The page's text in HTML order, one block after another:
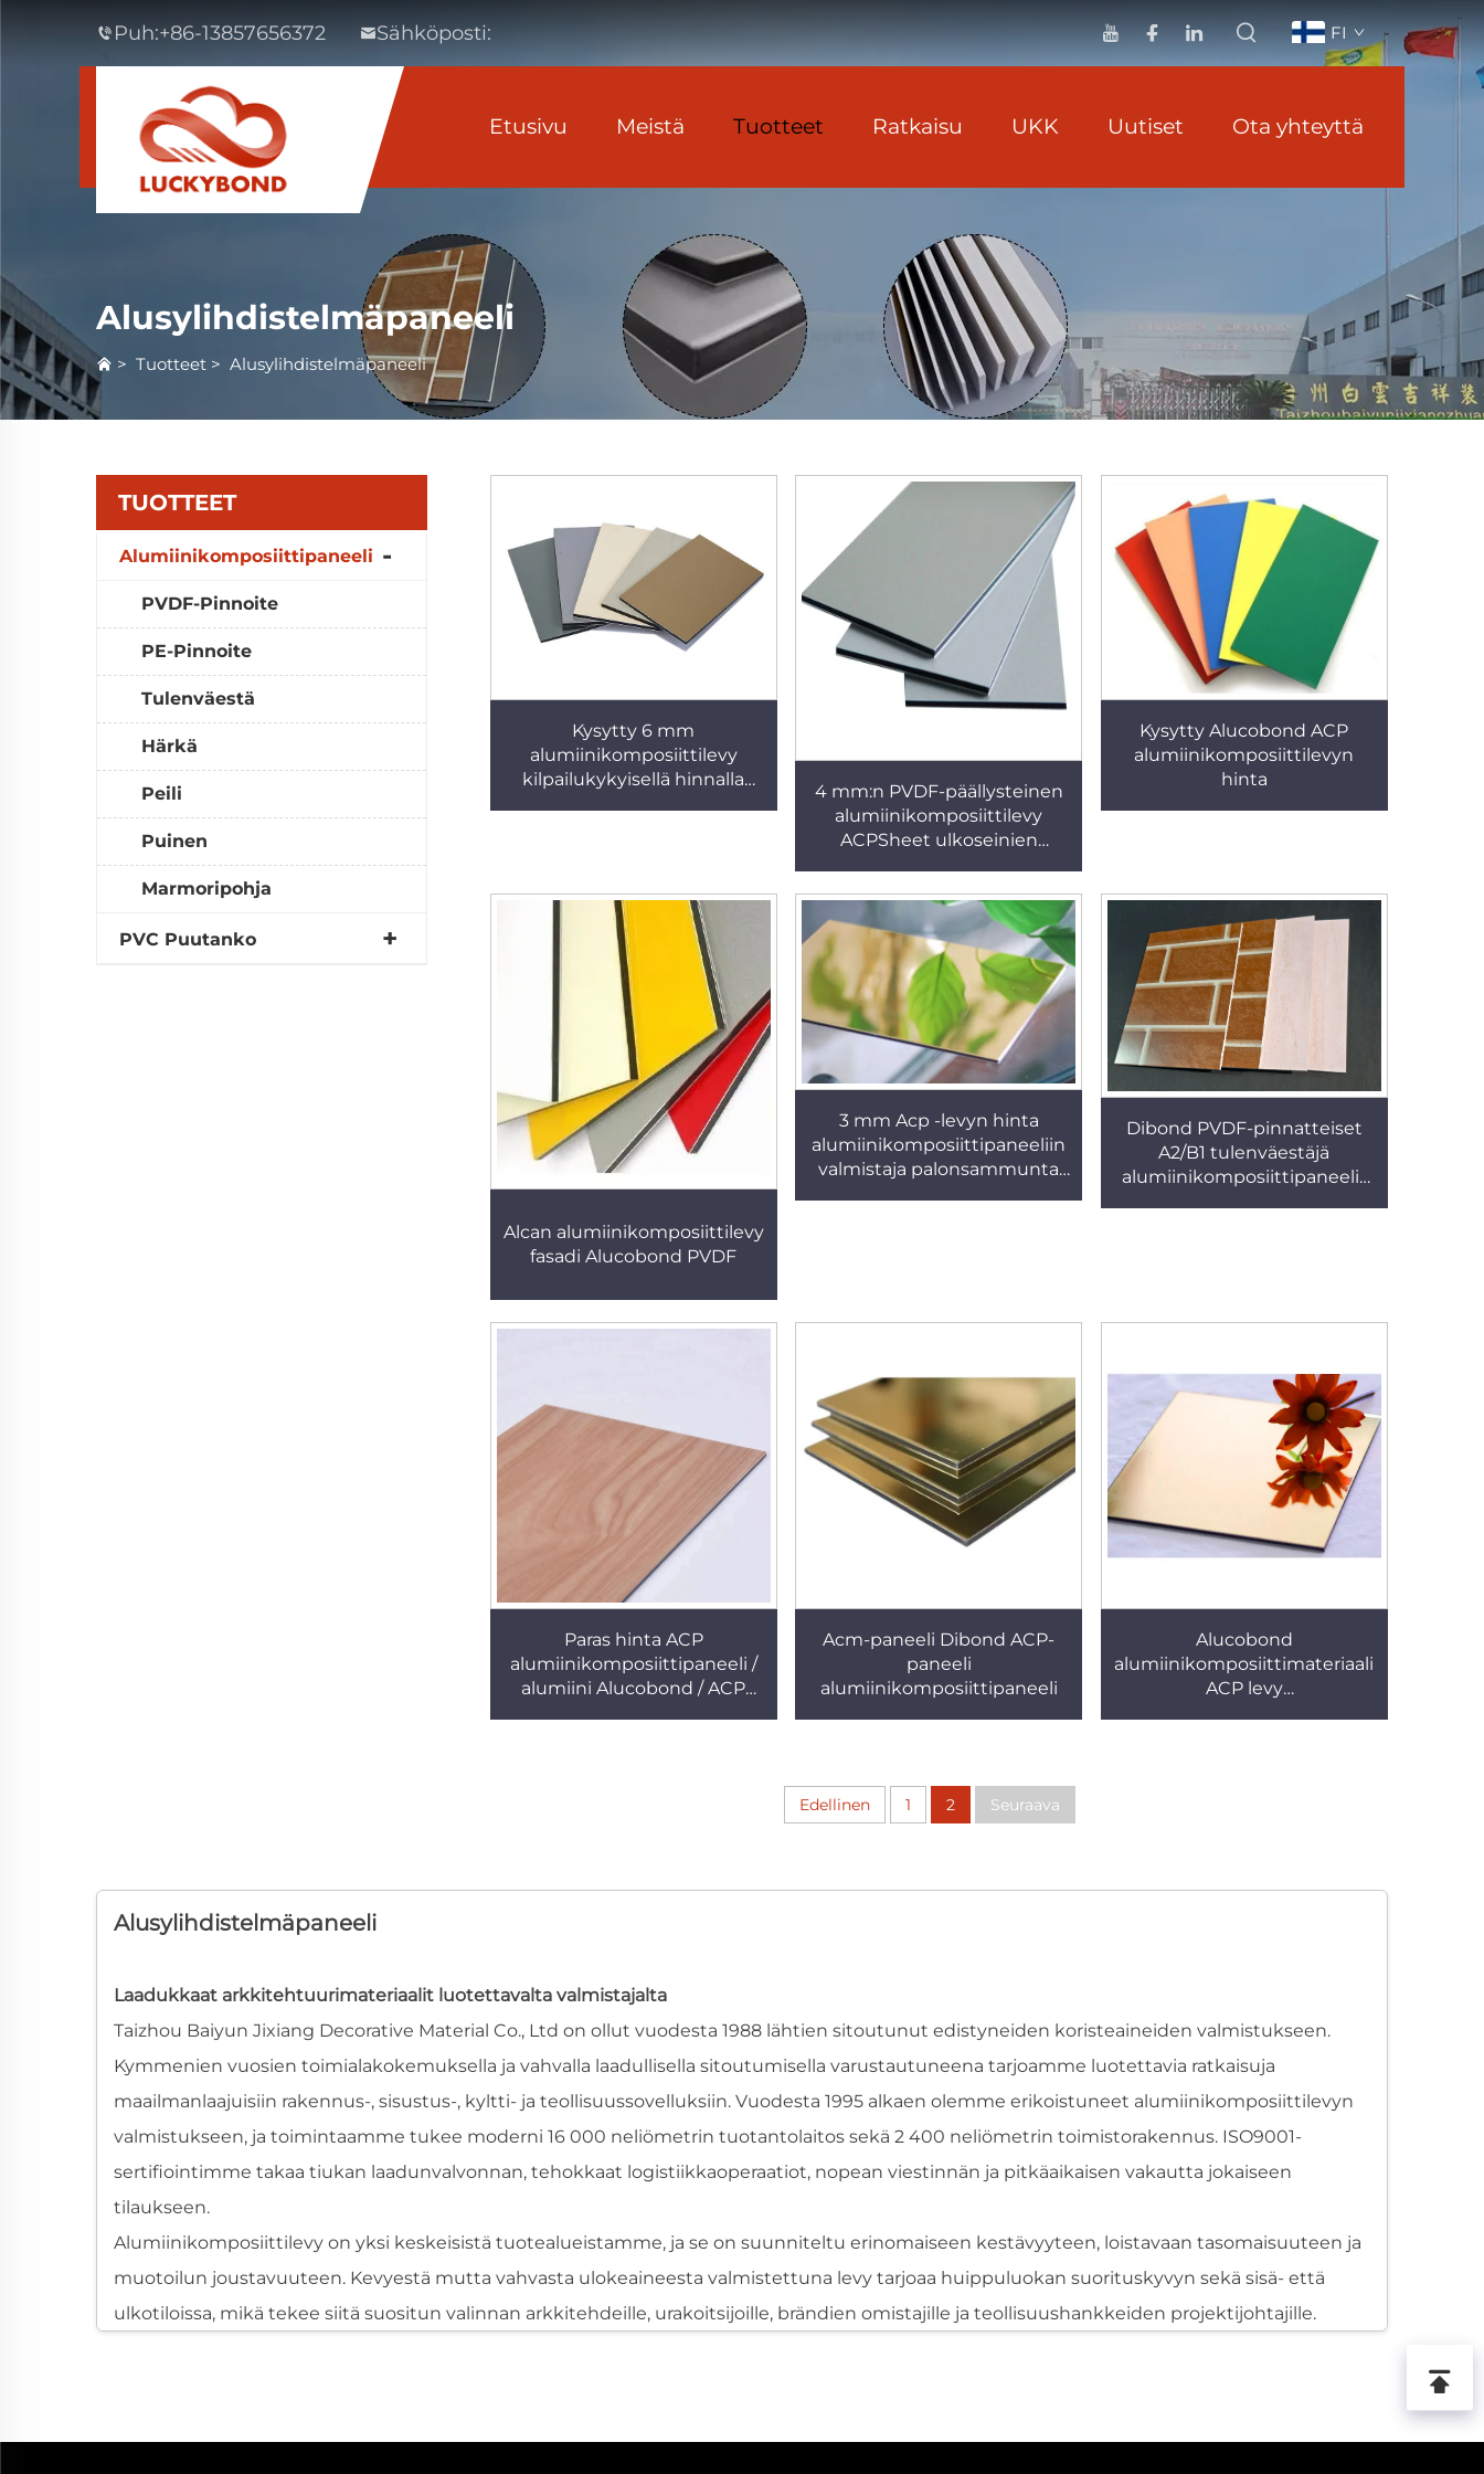
Puh:+86-13857656372 Sähköposti: FI
Etusivu Meistä Tuotteet Ratkaisu UKK Uutiset Ota yhteyttä
Alusylihdistelmäpaneeli
> Tuotteet > Alusylihdistelmäpaneeli
TUOTTEET
Alumiinikomposiittipaneeli
PVDF-Pinnoite
PE-Pinnoite
Tulenväestä
Härkä
Peili
Puinen
Marmoripohja
PVC Puutanko
Kysytty 6 mm
alumiinikomposiittilevy
kilpailukykyisellä hinnalla
4 mm:n PVDF-päällysteinen
alumiinikomposiittilevy
ACPSheet ulkoseinien
Kysytty Alucobond ACP
alumiinikomposiittilevyn
hinta
Alcan alumiinikomposiittilevy
fasadi Alucobond PVDF
3 mm Acp -levyn hinta
alumiinikomposiittipaneeliin
valmistaja palonsammunta
Dibond PVDF-pinnatteiset
A2/B1 tulenväestäjä
alumiinikomposiittipaneelit
Paras hinta ACP
alumiinikomposiittipaneeli /
alumiini Alucobond / ACP
Acm-paneeli Dibond ACP-
paneeli
alumiinikomposiittipaneeli
Alucobond
alumiinikomposiittimateriaali
ACP levy
Edellinen 1 2 Seuraava
Alusylihdistelmäpaneeli
Laadukkaat arkkitehtuurimateriaalit luotettavalta valmistajalta
Taizhou Baiyun Jixiang Decorative Material Co., Ltd on ollut vuodesta 1988 lähtien sitoutunut edistyneiden koristeaineiden valmistukseen.
Kymmenien vuosien toimialakokemuksella ja vahvalla laadullisella sitoutumisella varustautuneena tarjoamme luotettavia ratkaisuja
maailmanlaajuisiin rakennus-, sisustus-, kyltti- ja teollisuussovelluksiin. Vuodesta 1995 alkaen olemme erikoistuneet alumiinikomposiittilevyn
valmistukseen, ja toimintaamme tukee moderni 16 000 neliömetrin tuotantolaitos sekä 2 400 neliömetrin toimistorakennus. ISO9001-
sertifiointimme takaa tiukan laadunvalvonnan, tehokkaat logistiikkaoperaatiot, nopean viestinnän ja pitkäaikaisen vakautta jokaiseen
tilaukseen.
Alumiinikomposiittilevy on yksi keskeisistä tuotealueistamme, ja se on suunniteltu erinomaiseen kestävyyteen, loistavaan tasomaisuuteen ja
muotoilun joustavuuteen. Kevyestä mutta vahvasta ulokeaineesta valmistettuna levy tarjoaa huippuluokan suorituskyvyn sekä sisä- että
ulkotiloissa, mikä tekee siitä suositun valinnan arkkitehdeille, urakoitsijoille, brändien omistajille ja teollisuushankkeiden projektijohtajille.